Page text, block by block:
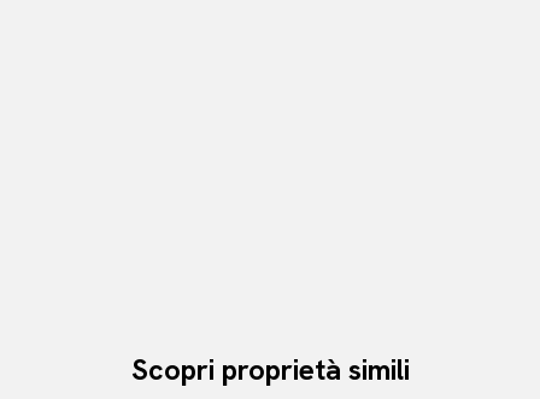
Scopri proprietà simili